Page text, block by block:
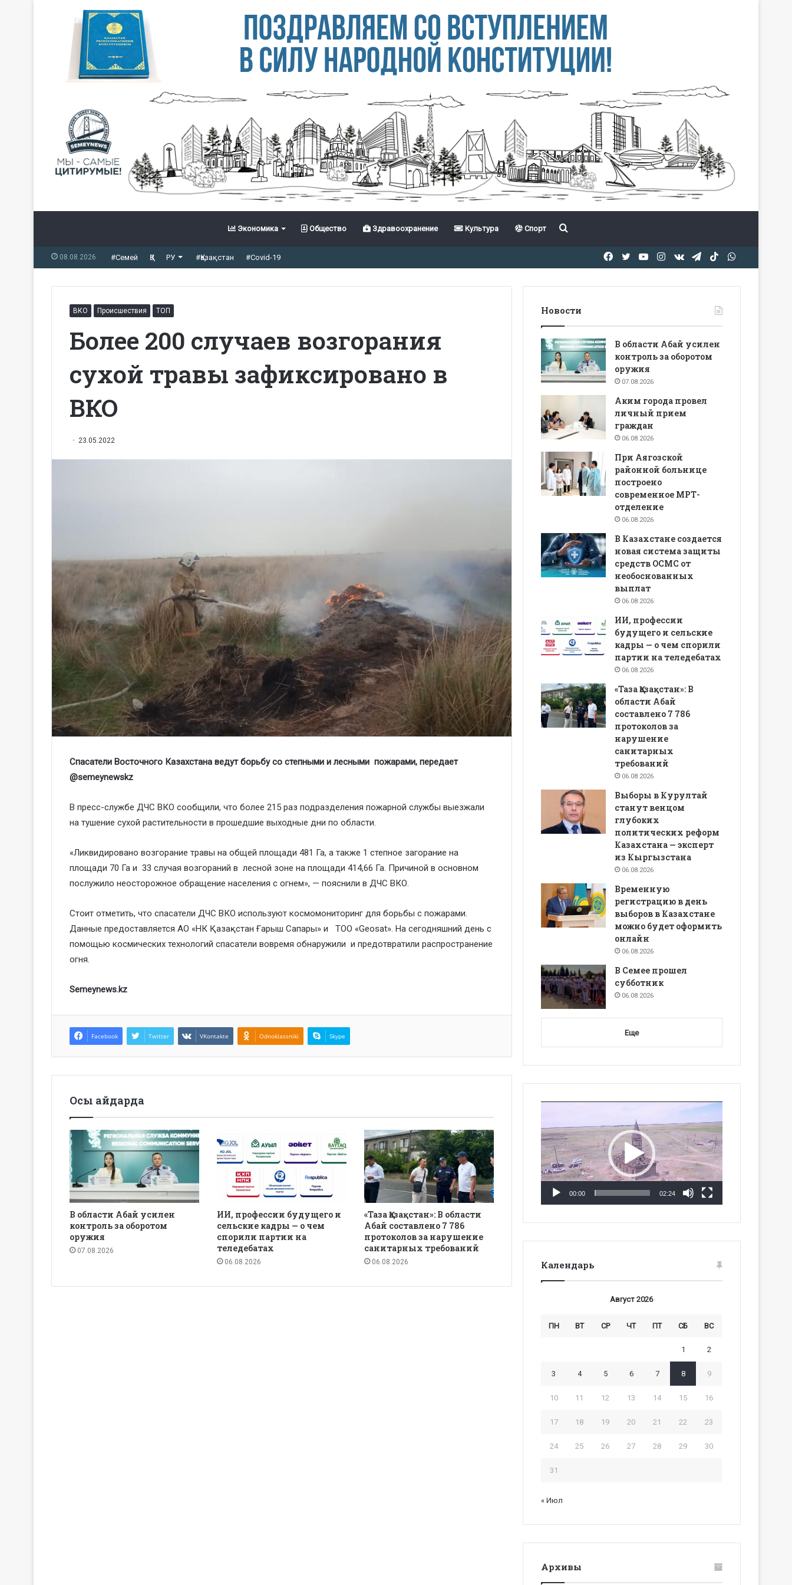
Экономика Общество Здравоохранение Культура Спорт Іздеу
08.08.2026 #Семей ҚЗ РУ #Қазақстан #Covid-19 TikTok
Telegram
vk.com
Instagram
YouTube
Twitter
Facebook
ВКО Происшествия ТОП
Более 200 случаев возгорания
сухой травы зафиксировано в
ВКО
23.05.2022
Спасатели Восточного Казахстана ведут борьбу со степными и лесными пожарами, передает
@semeynewskz
В пресс-службе ДЧС ВКО сообщили, что более 215 раз подразделения пожарной службы выезжали
на тушение сухой растительности в прошедшие выходные дни по области.
«Ликвидировано возгорание травы на общей площади 481 Га, а также 1 степное загорание на
площади 70 Га и 33 случая возгораний в лесной зоне на площади 414,66 Га. Причиной в основном
послужило неосторожное обращение населения с огнем», — пояснили в ДЧС ВКО.
Стоит отметить, что спасатели ДЧС ВКО используют космомониторинг для борьбы с пожарами.
Данные предоставляется АО «НК Қазақстан Ғарыш Сапары» и ТОО «Geosat». На сегодняшний день с
помощью космических технологий спасатели вовремя обнаружили и предотвратили распространение
огня.
Semeynews.kz
Facebook Twitter VKontakte Odnoklassniki Skype
Осы айдарда
В области Абай усилен
контроль за оборотом
оружия
07.08.2026
ИИ, профессии будущего и
сельские кадры — о чем
спорили партии на
теледебатах
06.08.2026
«Таза Қазақстан»: В области
Абай составлено 7 786
протоколов за нарушение
санитарных требований
06.08.2026
Новости
В области Абай усилен
контроль за оборотом
оружия
07.08.2026
Аким города провел
личный прием
граждан
06.08.2026
При Аягозской
районной больнице
построено
современное МРТ-
отделение
06.08.2026
В Казахстане создается
новая система защиты
средств ОСМС от
необоснованных
выплат
06.08.2026
ИИ, профессии
будущего и сельские
кадры — о чем спорили
партии на теледебатах
06.08.2026
«Таза Қазақстан»: В
области Абай
составлено 7 786
протоколов за
нарушение
санитарных
требований
06.08.2026
Выборы в Курултай
станут венцом
глубоких
политических реформ
Казахстана — эксперт
из Кыргызстана
06.08.2026
Временную
регистрацию в день
выборов в Казахстане
можно будет оформить
онлайн
06.08.2026
В Семее прошел
субботник
06.08.2026
Еще
00:00 02:24
Календарь
Август 2026
ПН ВТ СР ЧТ ПТ СБ ВС
1 2
3 4 5 6 7 8 9
10 11 12 13 14 15 16
17 18 19 20 21 22 23
24 25 26 27 28 29 30
31
« Июл
Архивы